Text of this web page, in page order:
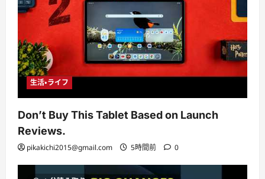
生活・ライフ
Don’t Buy This Tablet Based on Launch
Reviews.
pikakichi2015@gmail.com 5時間前 0